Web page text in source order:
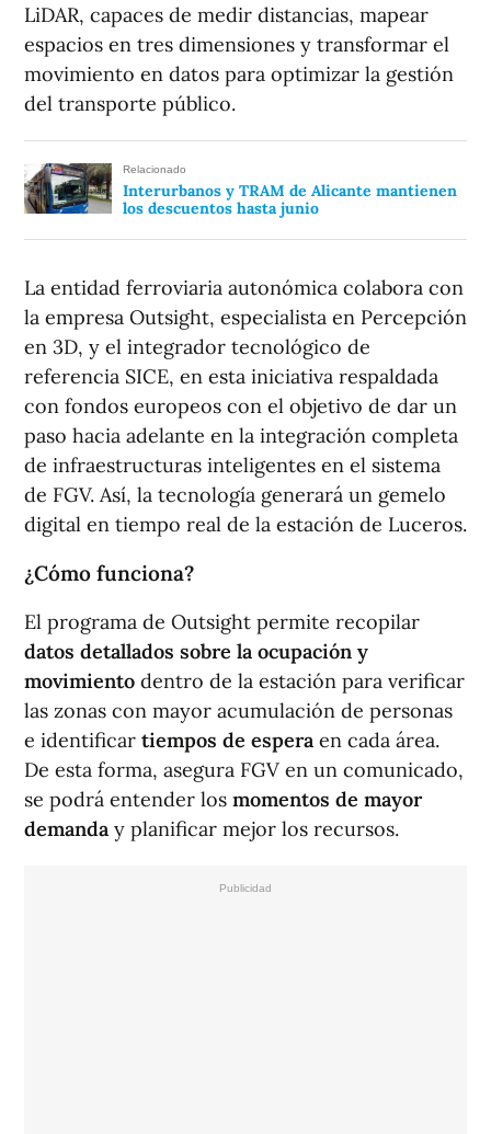
LiDAR, capaces de medir distancias, mapear
espacios en tres dimensiones y transformar el
movimiento en datos para optimizar la gestión
del transporte público.
Relacionado
Interurbanos y TRAM de Alicante mantienen
los descuentos hasta junio
La entidad ferroviaria autonómica colabora con
la empresa Outsight, especialista en Percepción
en 3D, y el integrador tecnológico de
referencia SICE, en esta iniciativa respaldada
con fondos europeos con el objetivo de dar un
paso hacia adelante en la integración completa
de infraestructuras inteligentes en el sistema
de FGV. Así, la tecnología generará un gemelo
digital en tiempo real de la estación de Luceros.
¿Cómo funciona?
El programa de Outsight permite recopilar
datos detallados sobre la ocupación y
movimiento dentro de la estación para verificar
las zonas con mayor acumulación de personas
e identificar tiempos de espera en cada área.
De esta forma, asegura FGV en un comunicado,
se podrá entender los momentos de mayor
demanda y planificar mejor los recursos.